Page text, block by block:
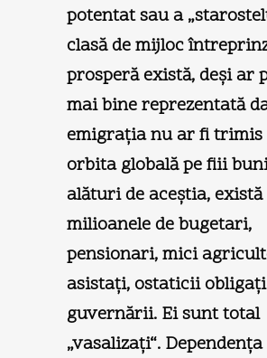
potentat sau a
clasă de mijloc
prosperă există, deşi ar
mai bine reprezentată
emigraţia nu ar fi trimis
orbita globală pe fiii
alături de aceştia, există
milioanele de bugetari,
pensionari, mici
asistaţi, ostaticii
guvernării. Ei sunt total
„vasalizaţi“.